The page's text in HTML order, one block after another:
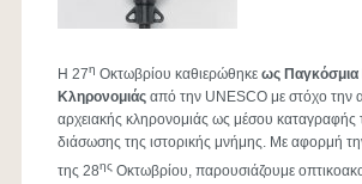
H 27η Οκτωβρίου καθιερώθηκε ως Παγκόσμια
Κληρονομιάς από την UNESCO με στόχο την
αρχειακής κληρονομιάς ως μέσου καταγραφής
διάσωσης της ιστορικής μνήμης. Με αφορμή
της 28ης Οκτωβρίου, παρουσιάζουμε